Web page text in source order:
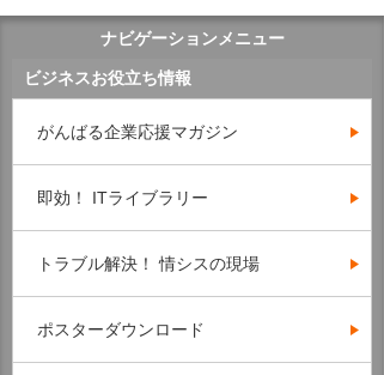
ナビゲーションメニュー
ビジネスお役立ち情報
がんばる企業応援マガジン
即効！ ITライブラリー
トラブル解決！ 情シスの現場
ポスターダウンロード